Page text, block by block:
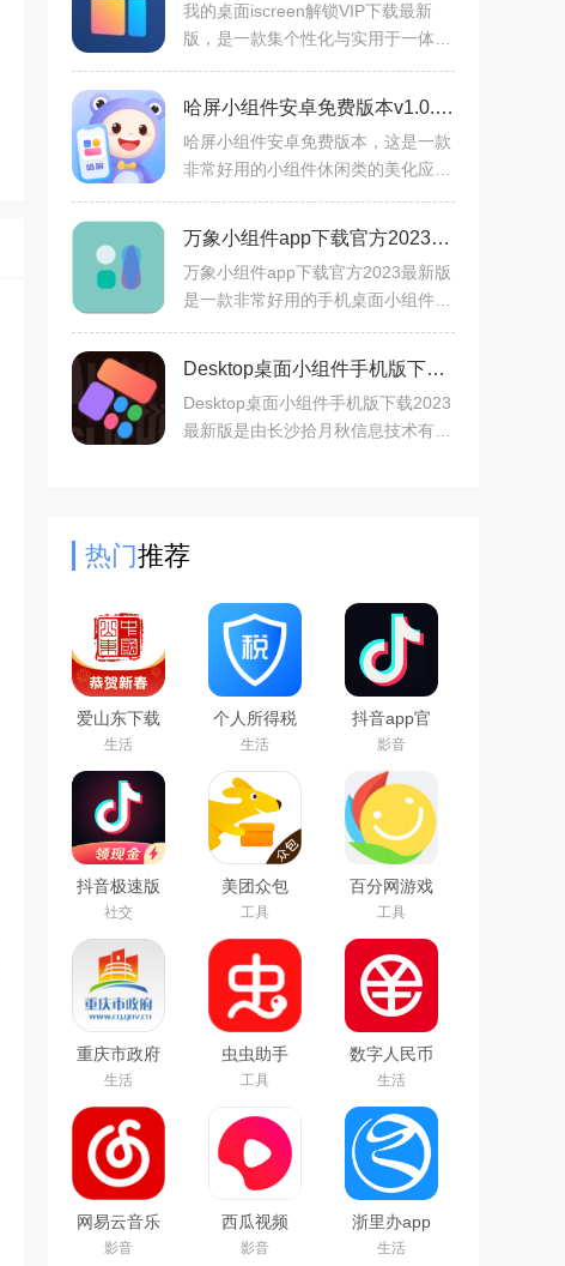
我的桌面iscreen解锁VIP下载最新
版，是一款集个性化与实用于一体的
持续更新的样式配色，支持自定义主
题图片及尺寸选择，满足用
哈屏小组件安卓免费版本v1.0.0最新安卓版
哈屏小组件安卓免费版本，这是一款
非常好用的小组件休闲类的美化应用
个性小组件你都是可以进行选择的，
游戏的颜色字体大小可以
万象小组件app下载官方2023最新版v5.5.9手机版
万象小组件app下载官方2023最新版
是一款非常好用的手机桌面小组件软
面小部件可以使用，包括音乐、时
钟、天气、便签、日历等等，
Desktop桌面小组件手机版下载2023最新版v1.1安卓版
Desktop桌面小组件手机版下载2023
最新版是由长沙拾月秋信息技术有限
热门推荐
爱山东下载
app官方最
新版
生活
个人所得税
app下载安
装官方2026
最新版
生活
抖音app官
方最新版本
影音
抖音极速版
免费下载
2026最新版
社交
美团众包
app
工具
百分网游戏
盒子下载
2026新版
工具
重庆市政府
渝快办app
官方版
生活
虫虫助手
2026最新版
游戏盒子
工具
数字人民币
试点版官方
app安卓版
生活
网易云音乐
下载2025最
新版
影音
西瓜视频
2024最新版
影音
浙里办app
官方下载
2026手机版
生活